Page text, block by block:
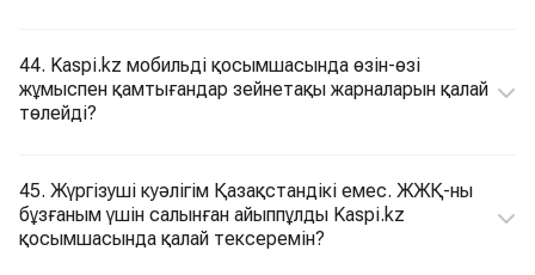
44. Kaspi.kz мобильді қосымшасында өзін-өзі
жұмыспен қамтығандар зейнетақы жарналарын қалай
төлейді?
45. Жүргізуші куәлігім Қазақстандікі емес. ЖЖҚ-ны
бұзғаным үшін салынған айыппұлды Kaspi.kz
қосымшасында қалай тексеремін?